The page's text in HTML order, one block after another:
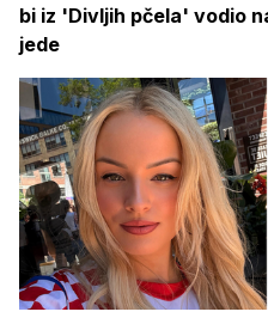
bi iz 'Divljih pčela' vodio
jede